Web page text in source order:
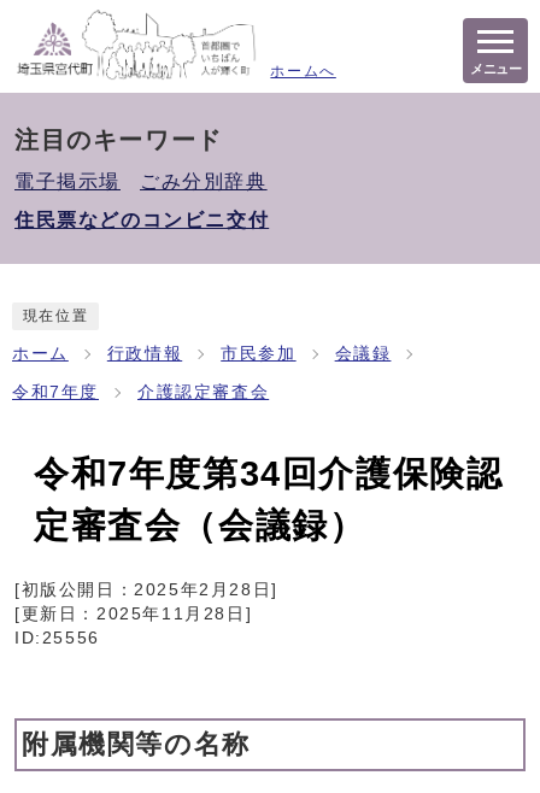
ホームへ メニュー
注目のキーワード
電子掲示場
ごみ分別辞典
住民票などのコンビニ交付
現在位置
ホーム 行政情報 市民参加 会議録
令和7年度 介護認定審査会
令和7年度第34回介護保険認
定審査会（会議録）
[初版公開日：2025年2月28日]
[更新日： 2025年11月28日 ]
ID:25556
附属機関等の名称